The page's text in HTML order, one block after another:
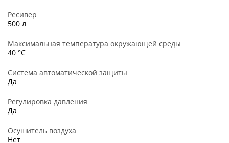
Ресивер
500 л
Максимальная температура окружающей среды
40 °C
Система автоматической защиты
Да
Регулировка давления
Да
Осушитель воздуха
Нет